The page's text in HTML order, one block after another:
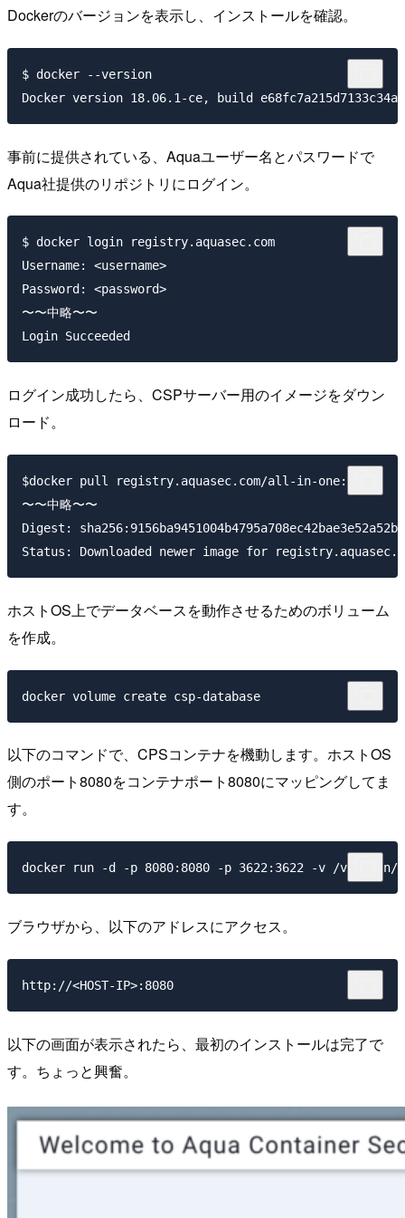
Dockerのバージョンを表示し、インストールを確認。
$ docker --version
事前に提供されている、Aquaユーザー名とパスワードで
Aqua社提供のリポジトリにログイン。
$ docker login registry.aquasec.com
Username: <username>
Password: <password>
〜〜中略〜〜
ログイン成功したら、CSPサーバー用のイメージをダウン
ロード。
$docker pull registry.aquasec.com/all-in-one:3.5
〜〜中略〜〜
Digest:
ホストOS上でデータベースを動作させるためのボリューム
を作成。
以下のコマンドで、CPSコンテナを機動します。ホストOS
側のポート8080をコンテナポート8080にマッピングしてま
す。
ブラウザから、以下のアドレスにアクセス。
以下の画面が表示されたら、最初のインストールは完了で
す。ちょっと興奮。